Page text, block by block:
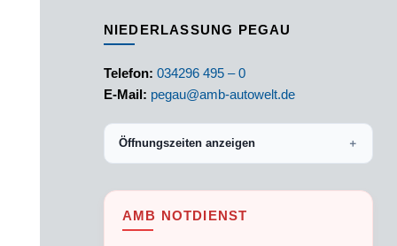
NIEDERLASSUNG PEGAU
Telefon: 034296 495 – 0
E-Mail: pegau@amb-autowelt.de
Öffnungszeiten anzeigen ＋
AMB NOTDIENST